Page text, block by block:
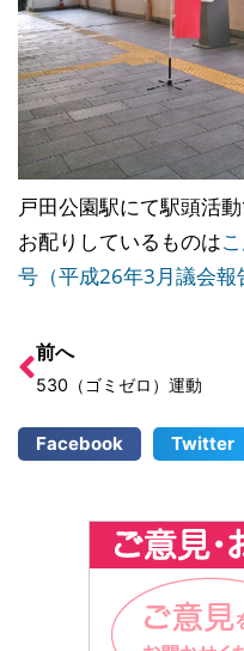
戸田公園駅にて駅頭活動
お配りしているものは
号（平成26年3月議会報
前へ
530（ゴミゼロ）運動
Facebook Twitter